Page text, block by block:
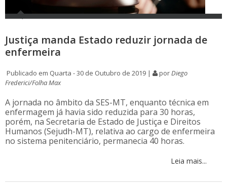
Justiça manda Estado reduzir jornada de
enfermeira
Publicado em Quarta - 30 de Outubro de 2019 | porDiego
Frederici/Folha Max
A jornada no âmbito da SES-MT, enquanto técnica em
enfermagem já havia sido reduzida para 30 horas,
porém, na Secretaria de Estado de Justiça e Direitos
Humanos (Sejudh-MT), relativa ao cargo de enfermeira
no sistema penitenciário, permanecia 40 horas.
Leia mais...